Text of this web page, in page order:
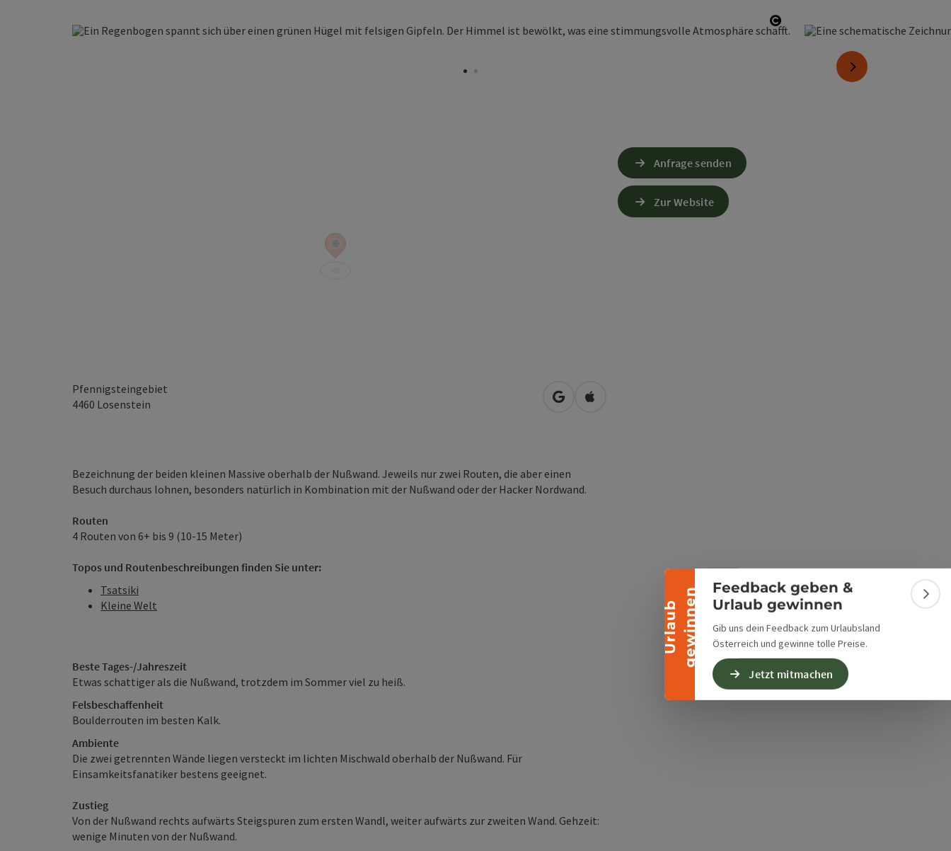
U
r
l
a
u
b
g
e
w
i
n
n
en
Banner einklappen
Feedback geben &
Urlaub gewinnen
Gib uns dein Feedback zum Urlaubsland
Österreich und gewinne tolle Preise.
Jetzt mitmachen
Copyright öffnen
nächstes Element
Pfennigsteingebiet
4460 Losenstein in Google Maps öffnen
in Apple Maps öffnen
Bezeichnung der beiden kleinen Massive oberhalb der Nußwand. Jeweils nur zwei Routen, die aber einen
Besuch durchaus lohnen, besonders natürlich in Kombination mit der Nußwand oder der Hacker Nordwand.
Routen
4 Routen von 6+ bis 9 (10-15 Meter)
Topos und Routenbeschreibungen finden Sie unter:
Tsatsiki
Kleine Welt
Beste Tages-/Jahreszeit
Etwas schattiger als die Nußwand, trotzdem im Sommer viel zu heiß.
Felsbeschaffenheit
Boulderrouten im besten Kalk.
Ambiente
Die zwei getrennten Wände liegen versteckt im lichten Mischwald oberhalb der Nußwand. Für
Einsamkeitsfanatiker bestens geeignet.
Zustieg
Von der Nußwand rechts aufwärts Steigspuren zum ersten Wandl, weiter aufwärts zur zweiten Wand. Gehzeit:
wenige Minuten von der Nußwand.
Anfrage senden
Zur Website